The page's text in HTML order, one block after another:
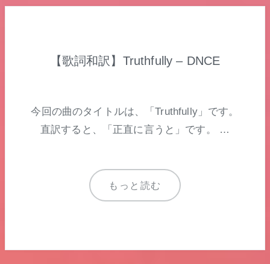
【歌詞和訳】Truthfully – DNCE
今回の曲のタイトルは、「Truthfully」です。
直訳すると、「正直に言うと」です。 …
もっと読む